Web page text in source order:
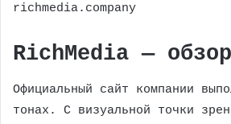
richmedia.company
RichMedia —
Официальный сайт компании
тонах. С визуальной точки